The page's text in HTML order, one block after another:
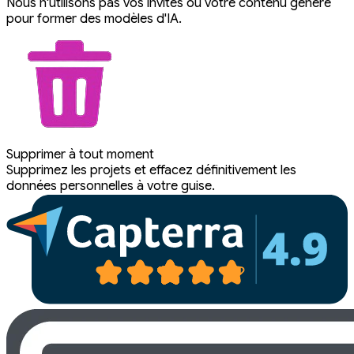
pour former des modèles d'IA.
Supprimer à tout moment
Supprimez les projets et effacez définitivement les
données personnelles à votre guise.